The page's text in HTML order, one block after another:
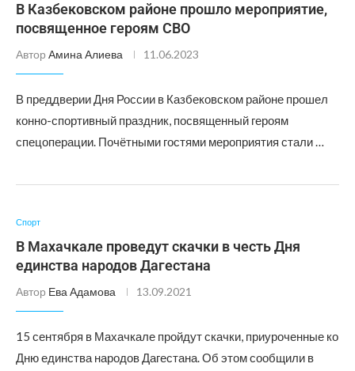
В Казбековском районе прошло мероприятие,
посвященное героям СВО
Автор Амина Алиева 11.06.2023
В преддверии Дня России в Казбековском районе прошел
конно-спортивный праздник, посвященный героям
спецоперации. Почётными гостями мероприятия стали …
Спорт
В Махачкале проведут скачки в честь Дня
единства народов Дагестана
Автор Ева Адамова 13.09.2021
15 сентября в Махачкале пройдут скачки, приуроченные ко
Дню единства народов Дагестана. Об этом сообщили в